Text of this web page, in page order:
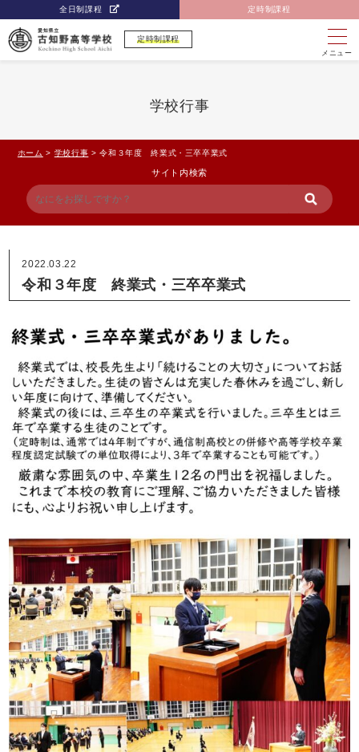
全日制課程 定時制課程
定時制課程
メニュー
学校行事
ホーム > 学校行事 >令和３年度 終業式・三卒卒業式
サイト内検索
2022.03.22
令和３年度 終業式・三卒卒業式